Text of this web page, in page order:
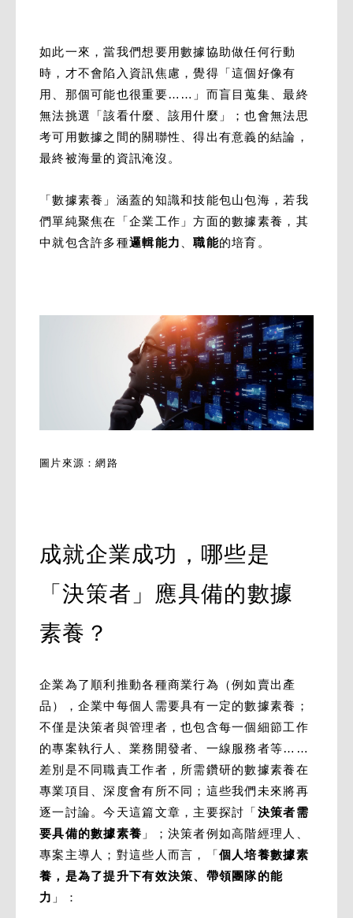
如此一來，當我們想要用數據協助做任何行動
時，才不會陷入資訊焦慮，覺得「這個好像有
用、那個可能也很重要……」而盲目蒐集、最終
無法挑選「該看什麼、該用什麼」；也會無法思
考可用數據之間的關聯性、得出有意義的結論，
最終被海量的資訊淹沒。
「數據素養」涵蓋的知識和技能包山包海，若我
們單純聚焦在「企業工作」方面的數據素養，其
中就包含許多種邏輯能力 、職能的培育。
圖片來源：網路
成就企業成功，哪些是
「決策者」應具備的數據
素養？
企業為了順利推動各種商業行為（例如賣出產
品），企業中每個人需要具有一定的數據素養；
不僅是決策者與管理者，也包含每一個細節工作
的專案執行人、業務開發者、一線服務者等……
差別是不同職責工作者，所需鑽研的數據素養在
專業項目、深度會有所不同；這些我們未來將再
逐一討論。今天這篇文章，主要探討「決策者需
要具備的數據素養 」；決策者例如高階經理人、
專案主導人；對這些人而言，「個人培養數據素
養，是為了提升下有效決策、帶領團隊的能
力 」：